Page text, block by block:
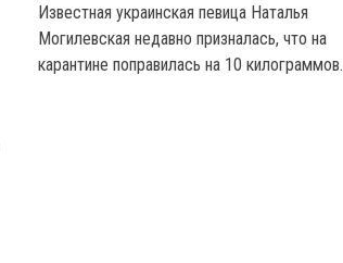
Известная украинская певица Наталья
Могилевская недавно призналась, что на
карантине поправилась на 10 килограммов.